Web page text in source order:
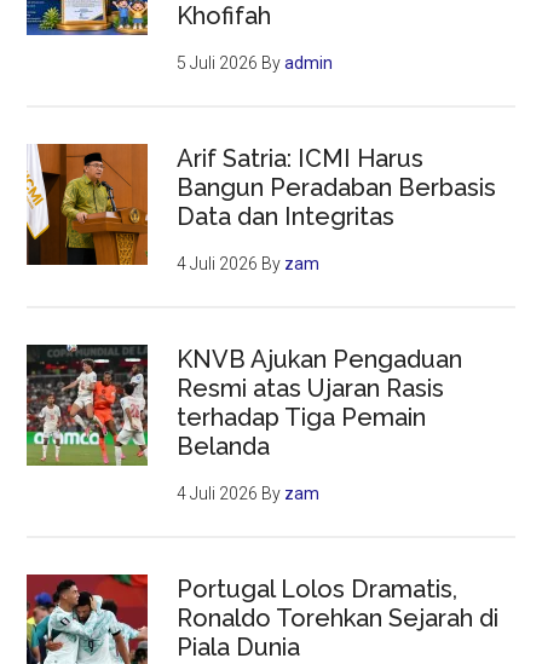
Khofifah
5 Juli 2026 Byadmin
Arif Satria: ICMI Harus
Bangun Peradaban Berbasis
Data dan Integritas
4 Juli 2026 By zam
KNVB Ajukan Pengaduan
Resmi atas Ujaran Rasis
terhadap Tiga Pemain
Belanda
4 Juli 2026 By zam
Portugal Lolos Dramatis,
Ronaldo Torehkan Sejarah di
Piala Dunia